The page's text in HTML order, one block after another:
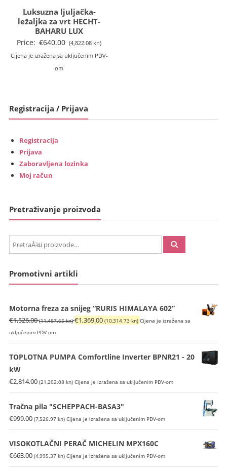
Luksuzna ljuljačka-
ležaljka za vrt HECHT-
BAHARU LUX
Price: €640.00 (4,822.08 kn)
Cijena je izražena sa uključenim PDV-
om
Registracija / Prijava
Registracija
Prijava
Zaboravljena lozinka
Moj račun
Pretraživanje proizvoda
PretraÅ¾i:
Promotivni artikli
Motorna freza za snijeg “RURIS HIMALAYA 602”
€1,526.00 (11,497.65 kn)Izvorna
bila
je:
€1,369.00 (10,314.73 kn) Trenutna
je:
€1,369.00
kn).
Cijena je izražena sa
uključenim PDV-om
TOPLOTNA PUMPA Comfortline Inverter BPNR21 - 20
kW
€2,814.00 (21,202.08 kn) Cijena je izražena sa uključenim PDV-om
Tračna pila "SCHEPPACH-BASA3"
€999.00 (7,526.97 kn) Cijena je izražena sa uključenim PDV-om
VISOKOTLAČNI PERAČ MICHELIN MPX160C
€663.00 (4,995.37 kn) Cijena je izražena sa uključenim PDV-om